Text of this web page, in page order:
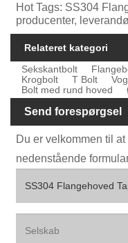
Hot Tags: SS304
producenter,
Relateret kategori
Sekskantbolt
Krogbolt
T Bolt
Bolt med rund hoved
Send forespørgsel
Du er velkommen til
nedenstående